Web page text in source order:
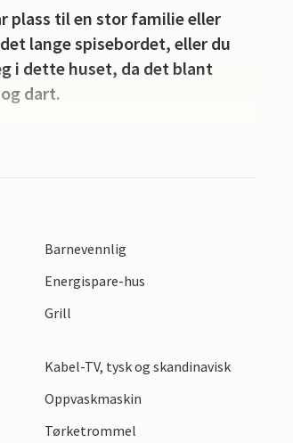
plass til en stor familie eller
lange spisebordet, eller du
i dette huset, da det blant
dart.
alle, slik at du enkelt kan nyte
Det er også et flott sted for
mye liv. Hvis du vil shoppe,
fra huset.
Barnevennlig
Energispare-hus
Grill
Kabel-TV, tysk og skandinavisk
Oppvaskmaskin
Tørketrommel